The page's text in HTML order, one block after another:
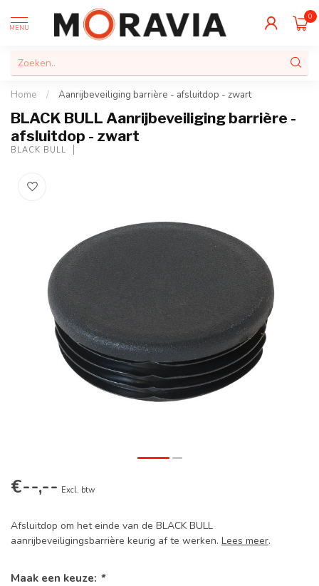
MENU
0
Home / Aanrijbeveiliging barrière - afsluitdop - zwart
BLACK BULL Aanrijbeveiliging barrière -
afsluitdop - zwart
BLACK BULL
€--,-- Excl. btw
Afsluitdop om het einde van de BLACK BULL
aanrijbeveiligingsbarrière keurig af te werken. Lees meer.
Maak een keuze: *